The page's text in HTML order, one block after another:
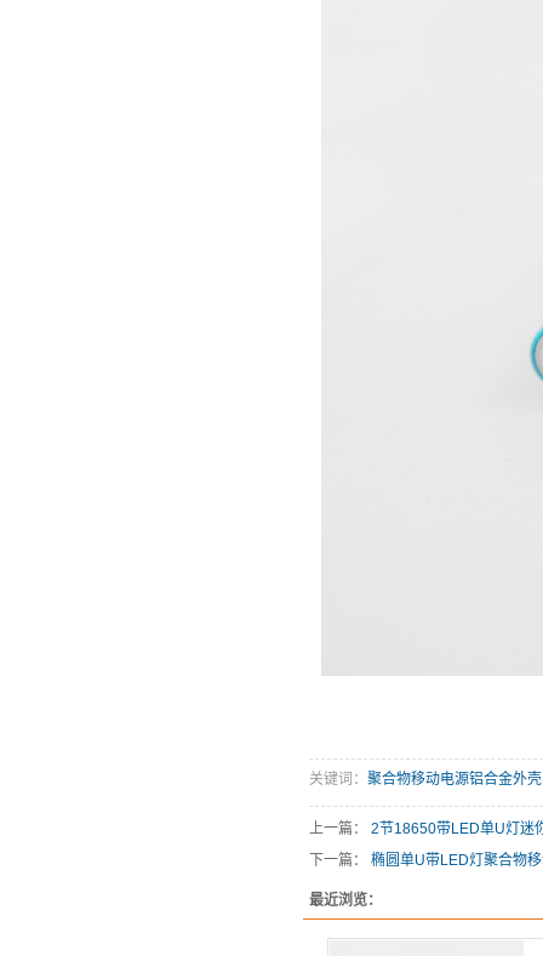
关键词： 聚合物移动电源铝合金外
上一篇： 2节18650带LED单U灯迷
下一篇： 椭圆单U带LED灯聚合物
最近浏览：